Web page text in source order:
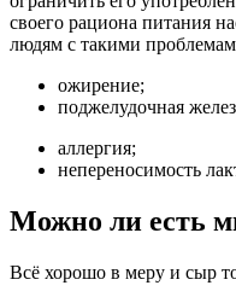
своего рациона питания
людям с такими
ожирение;
поджелудочная
аллергия;
непереносимость
Можно ли есть
Всё хорошо в меру и сыр